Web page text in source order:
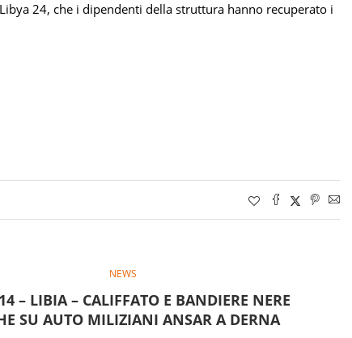
24, che i dipendenti della struttura hanno recuperato i
NEWS
– LIBIA – CALIFFATO E BANDIERE NERE
SU AUTO MILIZIANI ANSAR A DERNA